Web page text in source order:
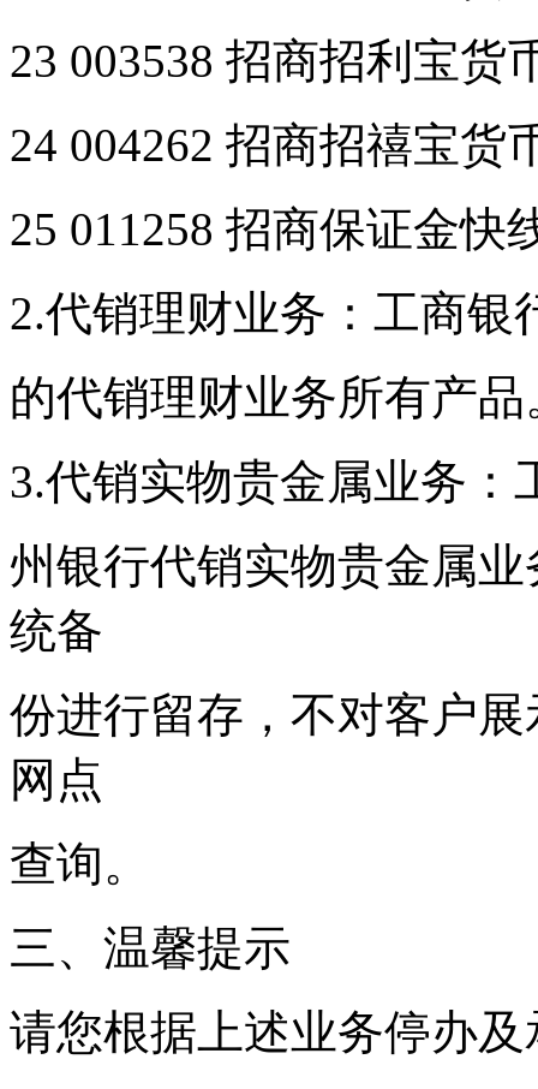
23 003538 招商招利宝货
24 004262 招商招禧宝货
25 011258 招商保证金快
2.代销理财业务：工商
的代销理财业务所有产品
3.代销实物贵金属业务
州银行代销实物贵金属
统备
份进行留存，不对客户
网点
查询。
三、温馨提示
请您根据上述业务停办